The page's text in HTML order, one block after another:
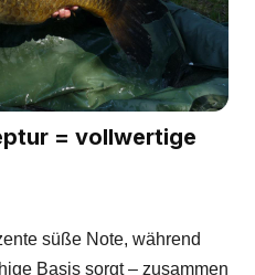
= vollwertige
süße Note, während
Basis sorgt – zusammen